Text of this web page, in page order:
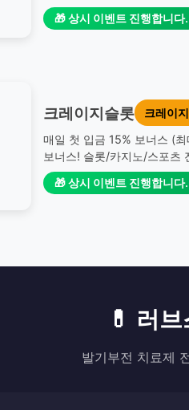
🎁 상시 이벤트 진행합니다.
크레이지슬롯
크레이
매일 첫 입금 15% 보너스 (
보너스! 슬롯/카지노/스포츠
🎁 상시 이벤트 진행합니다.
💊 러
발기부전 치료제